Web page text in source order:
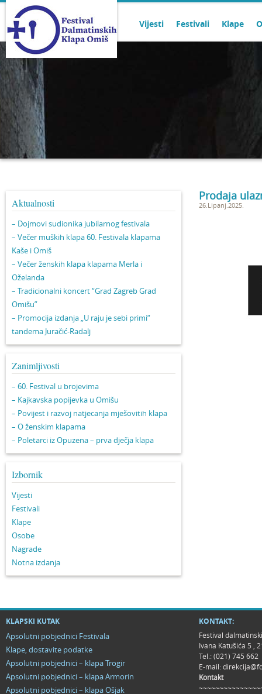
Vijesti Festivali Klape
Aktualnosti
– Dojmovi sudionika jubilarnog festivala
– Večer muških klapa 60. Festivala klapama
Kaše i Omiš
– Večer ženskih klapa klapama Merla i
Oželanda
– Tradicionalni koncert “Grad Zagreb Grad
Omišu”
– Promocija izdanja „U raju je sebi primi“
tandema Juračić-Radalj
Zanimljivosti
– 60. Festival u brojevima
– Kajkavska popijevka u Omišu
– Povijest i razvoj natjecanja mješovitih klapa
– O ženskim klapama
– Poletarci iz Opuzena – prva dječja klapa
Izbornik
Vijesti
Festivali
Klape
Osobe
Nagrade
Notna izdanja
Prodaja
26.Lipanj.2025.
KLAPSKI KUTAK
Apsolutni pobjednici Festivala
Klape, dostavite podatke
Apsolutni pobjednici – klapa Trogir
Apsolutni pobjednici – klapa Armorin
Apsolutni pobjednici – klapa Ošjak
KONTAKT:
Festival
Ivana Katušića 5 ,
Tel.: (021) 745 662
E-mail:
Kontakt